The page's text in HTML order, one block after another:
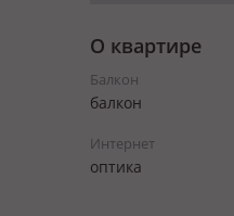
О квартире
Балкон
балкон
Интернет
оптика